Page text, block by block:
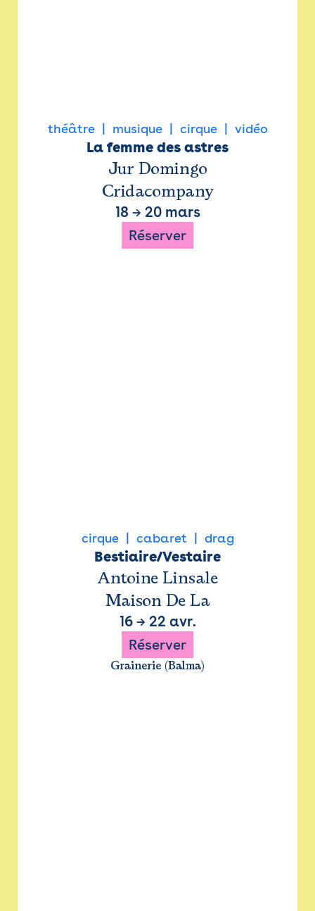
théâtre musique cirque vidéo
La femme des astres
Jur Domingo
Cridacompany
18 → 20 mars
Réserver
cirque cabaret drag
Bestiaire/Vestaire
Antoine Linsale
Maison De La
16→ 22 avr.
Réserver
Grainerie (Balma)